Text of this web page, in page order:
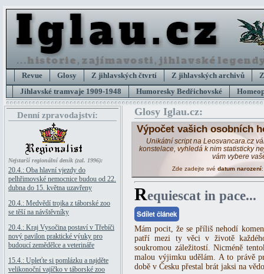
Revue Glosy Z jihlavských čtvrtí Z jihlavských archivů
Jihlavské tramvaje 1909-1948
Humoresky Bedřichovské
Denní zpravodajství:
Nejstarší regionální deník (zal. 1996):
20.4.: Oba hlavní vjezdy do
pelhřimovské nemocnice budou od 22.
dubna do 15. května uzavřeny
20.4.: Medvědí trojka z táborské zoo
se těší na návštěvníky
20.4.: Kraj Vysočina postaví v Třebíči
nový pavilon praktické výuky pro
budoucí zemědělce a veterináře
15.4.: Upleťte si pomlázku a najděte
velikonoční vajíčko v táborské zoo
Glosy Iglau.cz:
Výpočet vašich osobních
Unikátní script na Leosvancara.cz
konstelace, vyhledá k nim statisticky
vám vybere
Zde zadejte své datum narození
Requiescat in pace...
Sdílet článek
Mám pocit, že se příliš nehodí
patří mezi ty věci v životě
soukromou záležitostí. Nicméně
malou výjimku udělám. A to právě
době v Česku přestal brát jaksi na